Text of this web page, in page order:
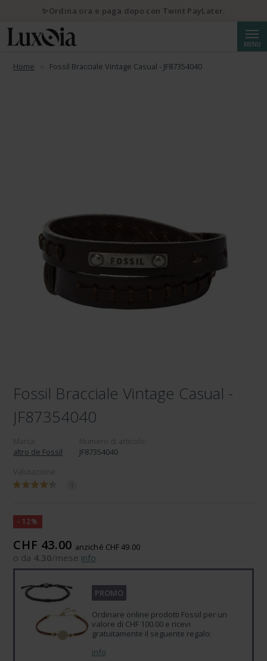
MENU
Home Fossil Bracciale Vintage Casual - JF87354040
Fossil Bracciale Vintage Casual -
JF87354040
altro de Fossil
JF87354040
-12%
CHF 43.00 anziché CHF 49.00
o da 4.30/mese info
PROMO
Ordinare online prodotti Fossil per un
valore di CHF 100.00 e ricevi
gratuitamente il seguente regalo:
info
✨Ordina ora e paga dopo con Twint PayLater.